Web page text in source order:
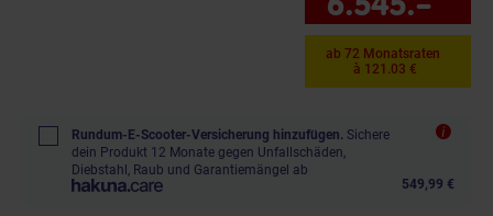
ab 72 Monatsraten
à 121.03 €
Rundum-E-Scooter-Versicherung hinzufügen. Sichere
dein Produkt 12 Monate gegen Unfallschäden,
Diebstahl, Raub und Garantiemängel ab
549,99 €